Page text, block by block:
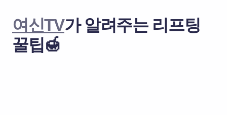
여신TV가 알려주는 리프팅
꿀팁🍯